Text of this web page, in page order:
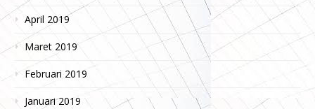
April 2019
Maret 2019
Februari 2019
Januari 2019